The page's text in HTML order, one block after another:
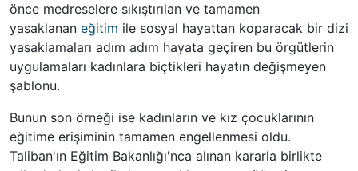
önce medreselere sıkıştırılan ve tamamen
yasaklanan eğitim ile sosyal hayattan koparacak bir dizi
yasaklamaları adım adım hayata geçiren bu örgütlerin
uygulamaları kadınlara biçtikleri hayatın değişmeyen
şablonu.
Bunun son örneği ise kadınların ve kız çocuklarının
eğitime erişiminin tamamen engellenmesi oldu.
Taliban'ın Eğitim Bakanlığı'nca alınan kararla birlikte